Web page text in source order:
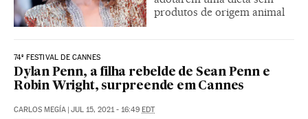
produtos de origem animal
74º FESTIVAL DE CANNES
Dylan Penn, a filha rebelde de Sean Penn e
Robin Wright, surpreende em Cannes
CARLOS MEGÍA | JUL 15, 2021 - 16:49 EDT